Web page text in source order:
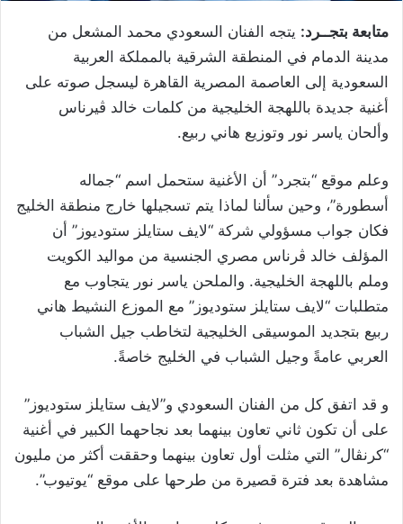
متابعة بتجــرد: يتجه الفنان السعودي محمد المشعل من
مدينة الدمام في المنطقة الشرقية بالمملكة العربية
السعودية إلى العاصمة المصرية القاهرة ليسجل صوته على
أغنية جديدة باللهجة الخليجية من كلمات خالد ڤيرناس
وألحان ياسر نور وتوزيع هاني ربيع.
وعلم موقع “بتجرد” أن الأغنية ستحمل اسم “جماله
أسطورة”، وحين سألنا لماذا يتم تسجيلها خارج منطقة الخليج
فكان جواب مسؤولي شركة “لايف ستايلز ستوديوز” أن
المؤلف خالد ڤرناس مصري الجنسية من مواليد الكويت
وملم باللهجة الخليجية. والملحن ياسر نور يتجاوب مع
متطلبات “لايف ستايلز ستوديوز” مع الموزع النشيط هاني
ربيع بتجديد الموسيقى الخليجية لتخاطب جيل الشباب
العربي عامةً وجيل الشباب في الخليج خاصةً.
و قد اتفق كل من الفنان السعودي و”لايف ستايلز ستوديوز”
على أن تكون ثاني تعاون بينهما بعد نجاحهما الكبير في أغنية
“كرنڤال” التي مثلت أول تعاون بينهما وحققت أكثر من مليون
مشاهدة بعد فترة قصيرة من طرحها على موقع “يوتيوب”.